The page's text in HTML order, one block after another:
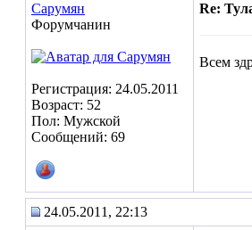
Сарумян
Форумчанин
Регистрация: 24.05.2011
Возраст: 52
Пол: Мужской
Сообщений: 69
Re:
Всем
24.05.2011, 22:13